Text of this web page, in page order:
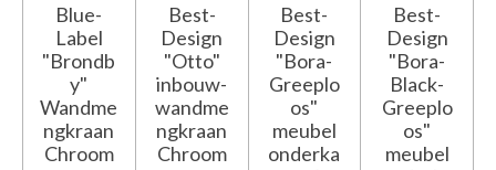
Blue-
Label
"Brondb
y"
Wandme
ngkraan
Chroom
Best-
Design
"Otto"
inbouw-
wandme
ngkraan
Chroom
Best-
Design
"Bora-
Greeplo
os"
meubel
onderka
Best-
Design
"Bora-
Black-
Greeplo
os"
meubel